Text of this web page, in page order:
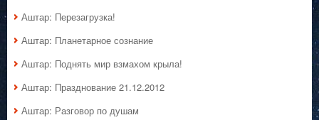
Аштар: Перезагрузка!
Аштар: Планетарное сознание
Аштар: Поднять мир взмахом крыла!
Аштар: Празднование 21.12.2012
Аштар: Разговор по душам